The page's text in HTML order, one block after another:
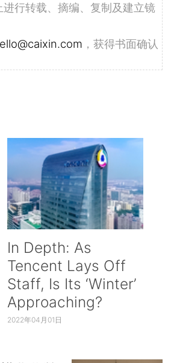
行转载、摘编、复制及建立镜
，获得书面确认
In Depth: As
Tencent Lays Off
Staff, Is Its ‘Winter’
Approaching?
2022年04月01日